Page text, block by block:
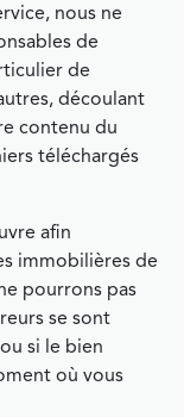
nous ne
de
de
découlant
contenu du
téléchargés
afin
immobilières de
pourrons pas
se sont
si le bien
où vous